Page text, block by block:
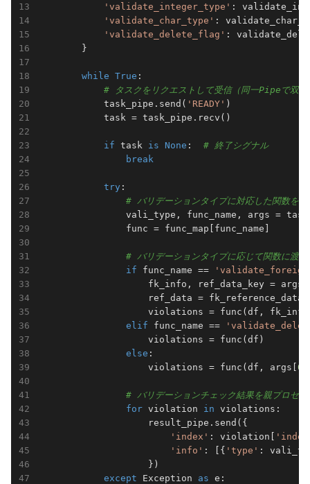
'validate_integer_type' :
'validate_char_type' :
'validate_delete_flag' :
}
while True :
# タスクをリクエストして受信（同一Pipeで双方
task_pipe.send( 'READY' )
task = task_pipe.recv()
if task is None : # 終了シグナル
break
try :
# バリデーションタイプに対応した関数を取
vali_type, func_name, args = task
func = func_map[func_name]
# バリデーションタイプに応じて関数に渡
if func_name ==
fk_info, ref_data_key = args
ref_data =
violations = func(df, fk_info,
elif func_name ==
violations = func(df)
else :
violations = func(df, args[0
# バリデーションチェック結果を親プロセス
for violation in violations:
result_pipe.send({
'index' : violation[
'info' : [{ 'type' :
})
except Exception as e: